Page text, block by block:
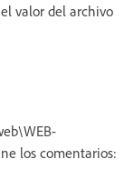
valor del archivo
los comentarios: